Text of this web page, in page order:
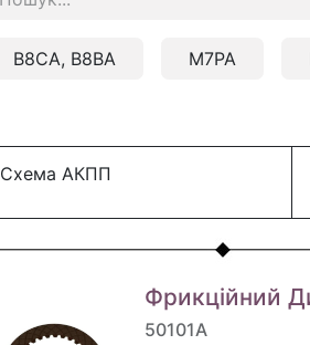
B8CA, B8BA M7PA
Схема АКПП
Фрикційний
50101A